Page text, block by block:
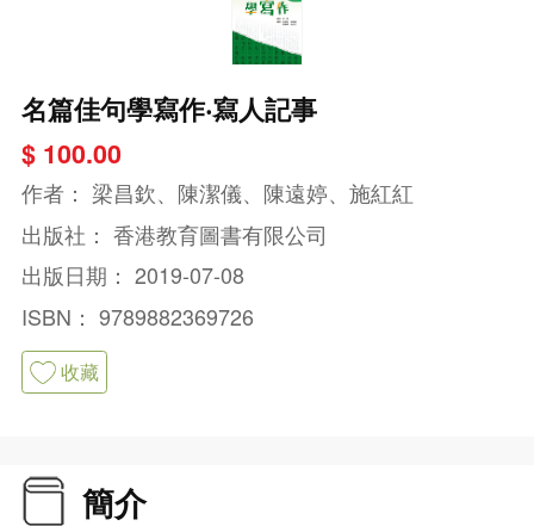
名篇佳句學寫作‧寫人記事
$ 100.00
作者： 梁昌欽、陳潔儀、陳遠婷、施紅紅
出版社： 香港教育圖書有限公司
出版日期： 2019-07-08
ISBN： 9789882369726
收藏
簡介